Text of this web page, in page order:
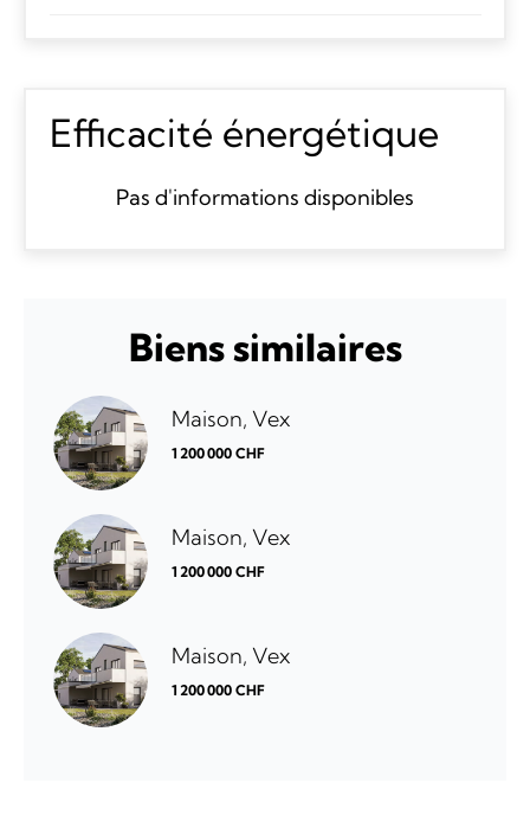
Efficacité énergétique
Pas d'informations disponibles
Biens similaires
Maison, Vex
1 200 000 CHF
Maison, Vex
1 200 000 CHF
Maison, Vex
1 200 000 CHF